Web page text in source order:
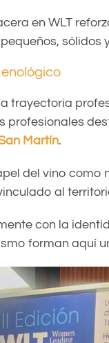
en WLT
sólidos
trayectoria
profesionales
Martín.
del vino como
al
con la
forman aquí